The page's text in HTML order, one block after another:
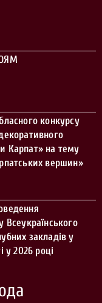
конкурсу
Карпат» на тему
вершин»
Всеукраїнського
закладів у
у 2026 році